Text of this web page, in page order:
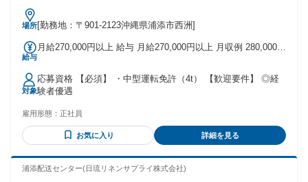
場所[勤務地：〒901-2123沖縄県浦添市西洲]
給与
月給270,000円以上 給与 月給270,000円以上 月収例 280,000円
含みます。 《月給内訳》 基本月給 175,000円 ＋職務手当
25,000円(一律) ＋乗務手当 20,000円(一律) ＋固定残業手当
50,000円(一律)/30時間分 ※超過分別途支給 《別途手当》 ＋
交通費 4,200円～ ＋皆勤手当 10,000円 ＋残業代 《賞与》 ・
対象
応募資格 【必須】 ・中型運転免許（4t） 【歓迎要件】 ◎経
験者優遇
雇用形態： 正社員
お気に入り 詳細を見る
浦添配送センター(日琉リネンサプライ株式会社)